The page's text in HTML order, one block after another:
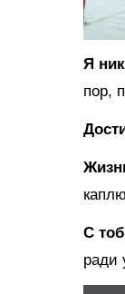
Я
пор,
С
ради